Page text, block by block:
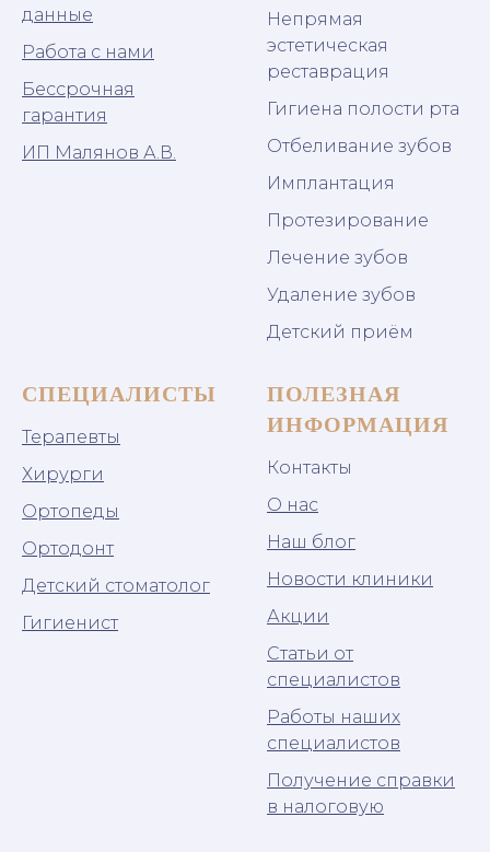
данные
Работа с нами
Бессрочная
гарантия
ИП Малянов А.В.
Непрямая
эстетическая
реставрация
Гигиена полости рта
Отбеливание зубов
Имплантация
Протезирование
Лечение зубов
Удаление зубов
Детский приём
СПЕЦИАЛИСТЫ
Терапевты
Хирурги
Ортопеды
Ортодонт
Детский стоматолог
Гигиенист
ПОЛЕЗНАЯ
ИНФОРМАЦИЯ
Контакты
О нас
Наш блог
Новости клиники
Акции
Статьи от
специалистов
Работы наших
специалистов
Получение справки
в налоговую